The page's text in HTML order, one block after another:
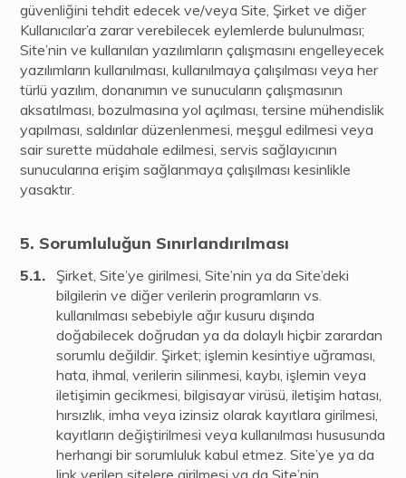
güvenliğini tehdit edecek ve/veya Site, Şirket ve diğer
Kullanıcılar’a zarar verebilecek eylemlerde bulunulması;
Site’nin ve kullanılan yazılımların çalışmasını engelleyecek
yazılımların kullanılması, kullanılmaya çalışılması veya her
türlü yazılım, donanımın ve sunucuların çalışmasının
aksatılması, bozulmasına yol açılması, tersine mühendislik
yapılması, saldırılar düzenlenmesi, meşgul edilmesi veya
sair surette müdahale edilmesi, servis sağlayıcının
sunucularına erişim sağlanmaya çalışılması kesinlikle
yasaktır.
Sorumluluğun Sınırlandırılması
Şirket, Site’ye girilmesi, Site’nin ya da Site’deki
bilgilerin ve diğer verilerin programların vs.
kullanılması sebebiyle ağır kusuru dışında
doğabilecek doğrudan ya da dolaylı hiçbir zarardan
sorumlu değildir. Şirket; işlemin kesintiye uğraması,
hata, ihmal, verilerin silinmesi, kaybı, işlemin veya
iletişimin gecikmesi, bilgisayar virüsü, iletişim hatası,
hırsızlık, imha veya izinsiz olarak kayıtlara girilmesi,
kayıtların değiştirilmesi veya kullanılması hususunda
herhangi bir sorumluluk kabul etmez. Site’ye ya da
link verilen sitelere girilmesi ya da Site’nin